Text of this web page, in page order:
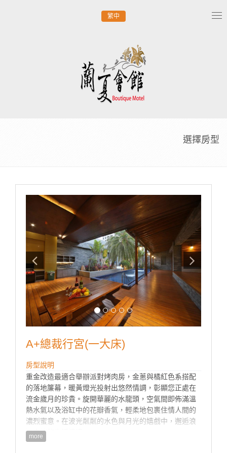
繁中
選擇房型
A+總裁行宮(一大床)
房型說明
重金改造最適合舉辦派對烤肉房，金蔥與橘紅色系搭配
的落地簾幕，暖黃燈光投射出悠然情調，彰顯您正處在
流金歲月的珍貴。旋開華麗的水龍頭，空氣間即佈滿溫
熱水氣以及浴缸中的花瓣香氣，輕柔地包裹住情人間的
濃烈蜜意。在波光粼粼的水色與月光的嬉戲中，邂逅浪
漫貴族的生活情境。
more